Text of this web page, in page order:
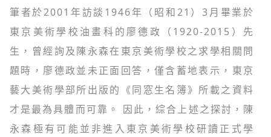
筆者於2001年訪談1946年（昭和21）3月畢業於
東京美術學校油畫科的廖德政（1920-2015）先
生，曾經詢及陳永森在東京美術學校之求學相關問
題時，廖德政並未正面回答，僅含蓄地表示，東京
藝大美術學部所出版的《同窓生名簿》所載之資料
才是最為具體而可靠。 因此，綜合上述之探討，陳
永森極有可能並非進入東京美術學校研讀正式學